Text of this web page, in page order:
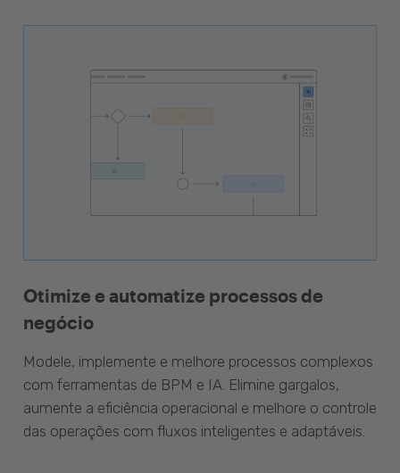
Otimize e automatize processos de
negócio
Modele, implemente e melhore processos complexos
com ferramentas de BPM e IA. Elimine gargalos,
aumente a eficiência operacional e melhore o controle
das operações com fluxos inteligentes e adaptáveis.